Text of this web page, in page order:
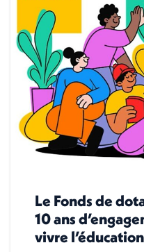
Le Fonds de
10 ans
vivre